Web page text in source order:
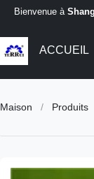
Bienvenue à
ACCUEIL
Maison / Produits